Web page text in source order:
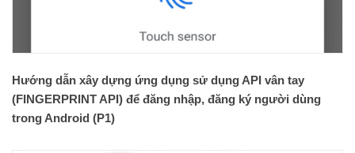
Hướng dẫn xây dựng ứng dụng sử dụng API vân tay
(FINGERPRINT API) để đăng nhập, đăng ký người dùng
trong Android (P1)